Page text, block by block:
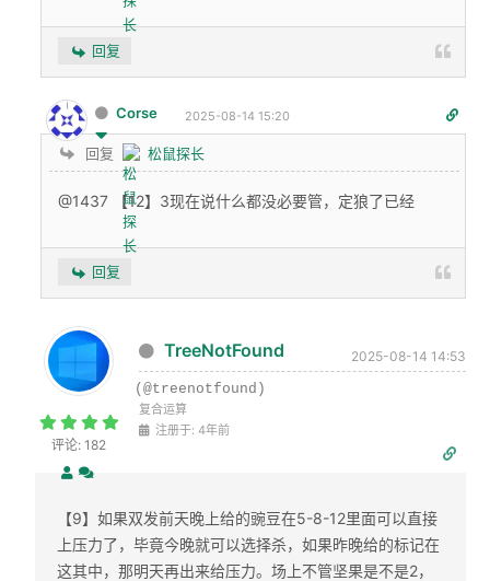
回复
Corse 2025-08-14 15:20
回复 松鼠探长
@1437 【12】3现在说什么都没必要管，定狼了已经
回复
评论: 182
TreeNotFound
2025-08-14 14:53
(@treenotfound)
复合运算
注册于: 4年前
【9】如果双发前天晚上给的豌豆在5-8-12里面可以直接
上压力了，毕竟今晚就可以选择杀，如果昨晚给的标记在
这其中，那明天再出来给压力。场上不管坚果是不是2，